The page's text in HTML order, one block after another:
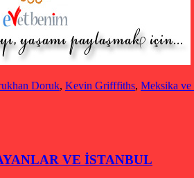
Doruk, Kevin Grifffiths, Meksika ve
VE İSTANBUL